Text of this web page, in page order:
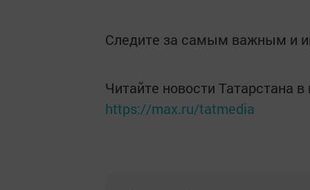
Следите за самым важным и
Читайте новости Татарстана
https://max.ru/tatmedia